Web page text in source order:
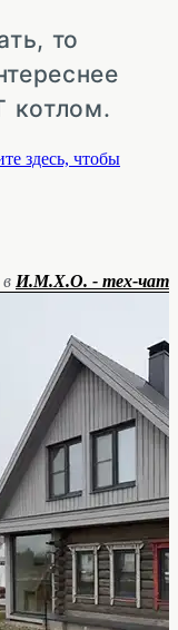
то
котлом.
здесь, чтобы
И.М.Х.О. - тех-чат